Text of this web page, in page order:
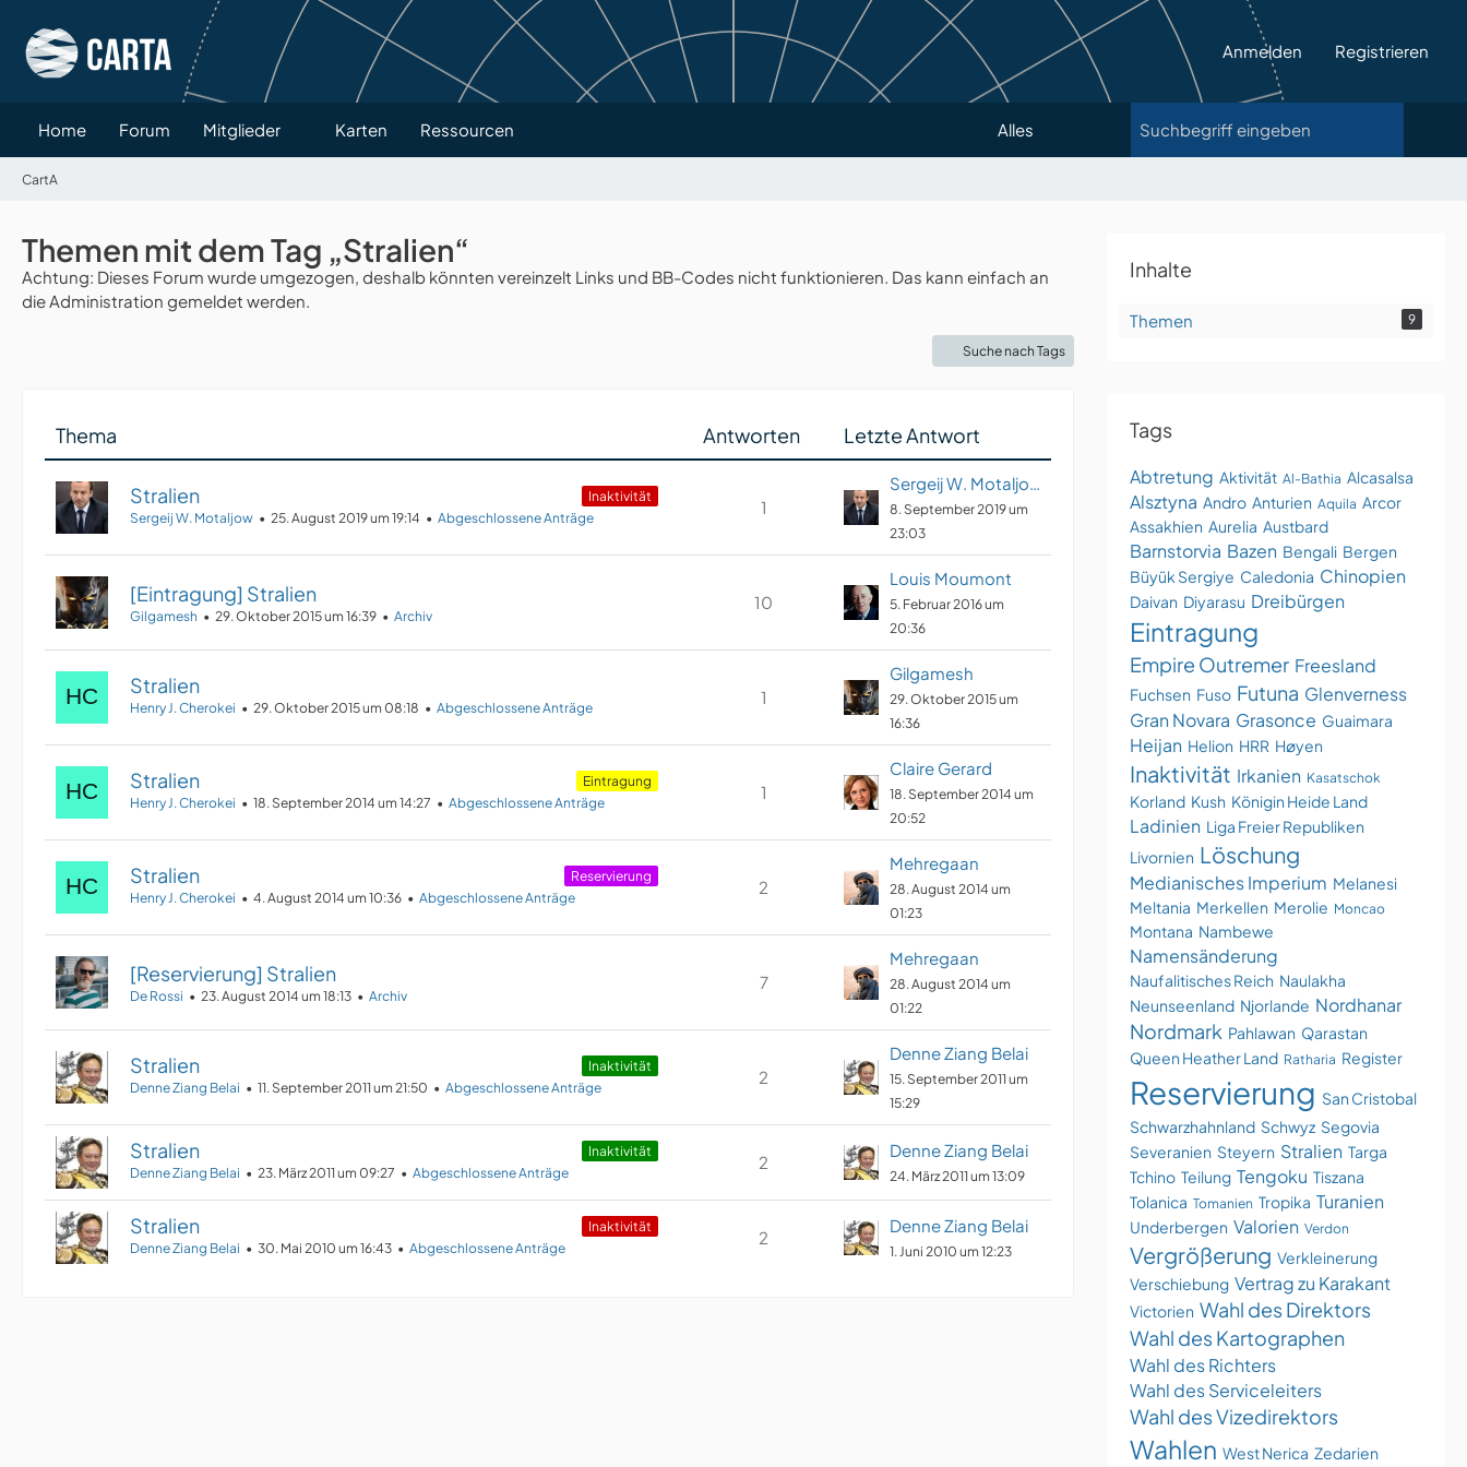
Anmelden Registrieren
Home Forum Mitglieder Karten Ressourcen Alles
CartA
Themen mit dem Tag „Stralien“
Achtung: Dieses Forum wurde umgezogen, deshalb könnten vereinzelt Links und BB-Codes nicht funktionieren. Das kann einfach an
die Administration gemeldet werden.
Suche nach Tags
Thema Antworten Letzte Antwort
​Inaktivität
Stralien
Sergeij W. Motaljow 25. August 2019 um 19:14 Abgeschlossene Anträge
1
Sergeij W. Motaljow
8. September 2019 um
23:03
[Eintragung] Stralien
Gilgamesh 29. Oktober 2015 um 16:39 Archiv
10
Louis Moumont
5. Februar 2016 um
20:36
Stralien
Henry J. Cherokei 29. Oktober 2015 um 08:18 Abgeschlossene Anträge
1
Gilgamesh
29. Oktober 2015 um
16:36
Eintragung
Stralien
Henry J. Cherokei 18. September 2014 um 14:27 Abgeschlossene Anträge
1
Claire Gerard
18. September 2014 um
20:52
Reservierung
Stralien
Henry J. Cherokei 4. August 2014 um 10:36 Abgeschlossene Anträge
2
Mehregaan
28. August 2014 um
01:23
[Reservierung] Stralien
De Rossi 23. August 2014 um 18:13 Archiv
7
Mehregaan
28. August 2014 um
01:22
​Inaktivität
Stralien
Denne Ziang Belai 11. September 2011 um 21:50 Abgeschlossene Anträge
2
Denne Ziang Belai
15. September 2011 um
15:29
​Inaktivität
Stralien
Denne Ziang Belai 23. März 2011 um 09:27 Abgeschlossene Anträge
2
Denne Ziang Belai
24. März 2011 um 13:09
​Inaktivität
Stralien
Denne Ziang Belai 30. Mai 2010 um 16:43 Abgeschlossene Anträge
2
Denne Ziang Belai
1. Juni 2010 um 12:23
Inhalte
Themen 9
Tags
Abtretung Aktivität Al-Bathia Alcasalsa
Alsztyna Andro Anturien Aquila Arcor
Assakhien Aurelia Austbard
Barnstorvia Bazen Bengali Bergen
Büyük Sergiye Caledonia Chinopien
Daivan Diyarasu Dreibürgen
Eintragung
Empire Outremer Freesland
Fuchsen Fuso Futuna Glenverness
Gran Novara Grasonce Guaimara
Heijan Helion HRR Høyen
Inaktivität Irkanien Kasatschok
Korland Kush Königin Heide Land
Ladinien Liga Freier Republiken
Livornien Löschung
Medianisches Imperium Melanesi
Meltania Merkellen Merolie Moncao
Montana Nambewe
Namensänderung
Naufalitisches Reich Naulakha
Neunseenland Njorlande Nordhanar
Nordmark Pahlawan Qarastan
Queen Heather Land Ratharia Register
Reservierung San Cristobal
Schwarzhahnland Schwyz Segovia
Severanien Steyern Stralien Targa
Tchino Teilung Tengoku Tiszana
Tolanica Tomanien Tropika Turanien
Underbergen Valorien Verdon
Vergrößerung Verkleinerung
Verschiebung Vertrag zu Karakant
Victorien Wahl des Direktors
Wahl des Kartographen
Wahl des Richters
Wahl des Serviceleiters
Wahl des Vizedirektors
Wahlen West Nerica Zedarien